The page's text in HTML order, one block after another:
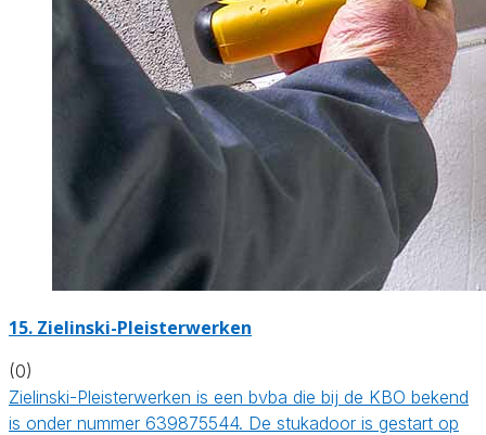
15. Zielinski-Pleisterwerken
(0)
Zielinski-Pleisterwerken is een bvba die bij de KBO bekend
is onder nummer 639875544. De stukadoor is gestart op